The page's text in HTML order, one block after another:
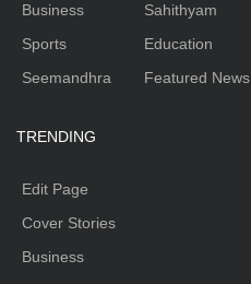
Business
Sports
Seemandhra
Sahithyam
Education
Featured News
TRENDING
Edit Page
Cover Stories
Business